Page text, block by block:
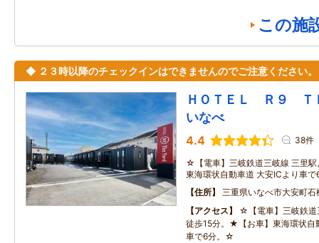
この施
◆ ２３時以降のチェックインはできませんのでご注意ください。
ＨＯＴＥＬ Ｒ９
いなべ
4.4 38件
☆【電車】三岐鉄道三岐線 三里
東海環状自動車道 大安ICより車
住所
三重県いなべ市大安町
アクセス
☆【電車】三岐鉄道
徒歩15分。★【お車】東海環状自
車で6分。☆